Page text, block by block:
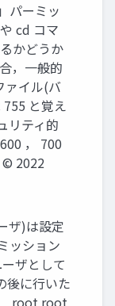
パーミッ
cd コマ
かどうか
，一般的
ァイル(バ
と覚え
リティ的
， 700
©︎ 2022
ザ)は設定
ッション
ザとして
後に行いた